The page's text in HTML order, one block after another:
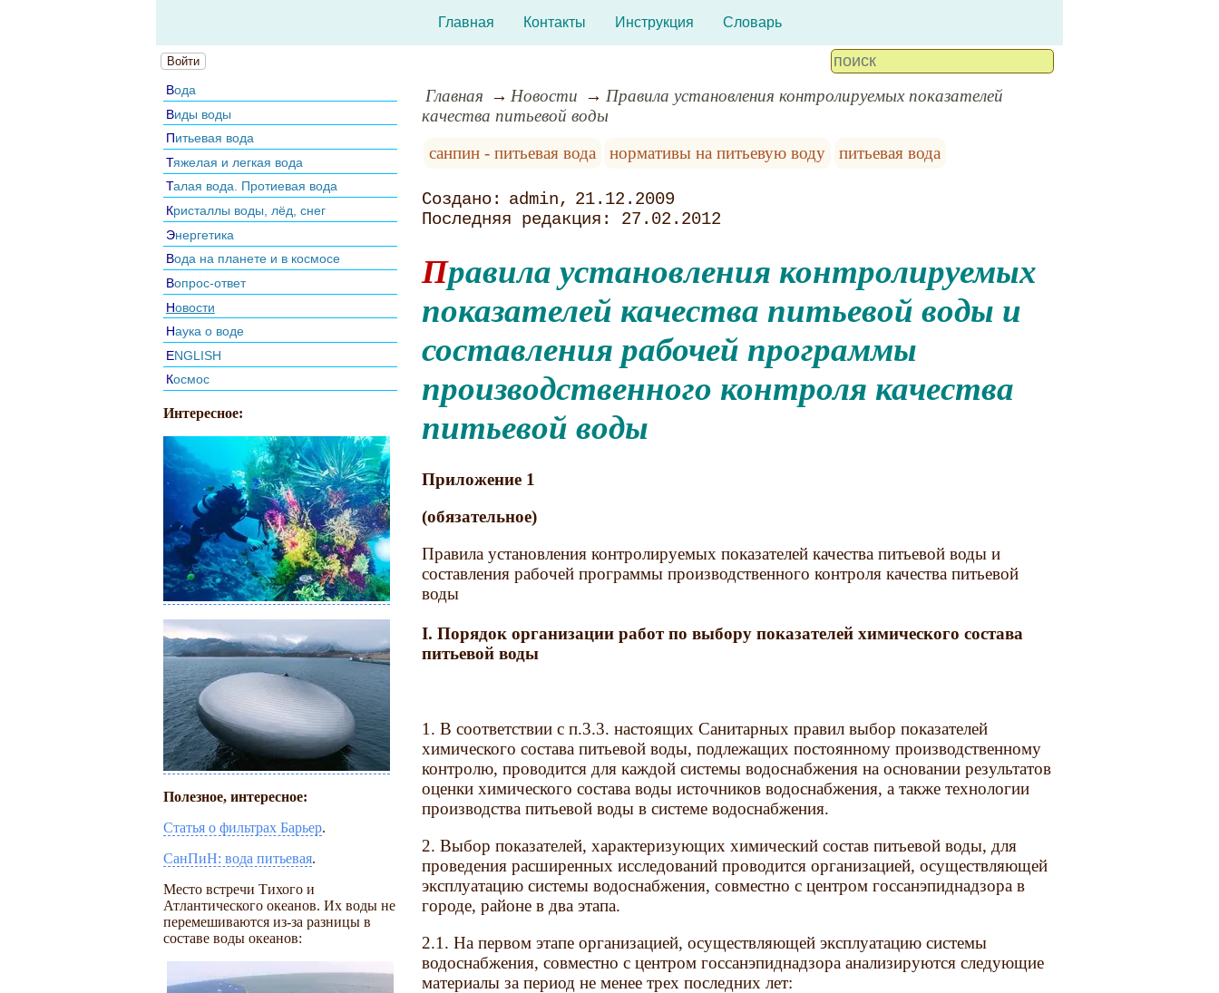
Главная Контакты Инструкция Словарь
Войти
Вода
Виды воды
Питьевая вода
Тяжелая и легкая вода
Талая вода. Протиевая вода
Кристаллы воды, лёд, снег
Энергетика
Вода на планете и в космосе
Вопрос-ответ
Новости
Наука о воде
ENGLISH
Космос
Интересное:
Полезное, интересное:
Статья о фильтрах Барьер.
СанПиН: вода питьевая.
Место встречи Тихого и
Атлантического океанов. Их воды не
перемешиваются из-за разницы в
составе воды океанов:
Главная Новости
Правила установления контролируемых показателей
качества питьевой воды
санпин - питьевая вода
нормативы на питьевую воду питьевая вода
admin
21.12.2009
27.02.2012
Правила установления контролируемых
показателей качества питьевой воды и
составления рабочей программы
производственного контроля качества
питьевой воды
Приложение 1
(обязательное)
Правила установления контролируемых показателей качества питьевой воды и
составления рабочей программы производственного контроля качества питьевой
воды
I. Порядок организации работ по выбору показателей химического состава
питьевой воды
1. В соответствии с п.3.3. настоящих Санитарных правил выбор показателей
химического состава питьевой воды, подлежащих постоянному производственному
контролю, проводится для каждой системы водоснабжения на основании результатов
оценки химического состава воды источников водоснабжения, а также технологии
производства питьевой воды в системе водоснабжения.
2. Выбор показателей, характеризующих химический состав питьевой воды, для
проведения расширенных исследований проводится организацией, осуществляющей
эксплуатацию системы водоснабжения, совместно с центром госсанэпиднадзора в
городе, районе в два этапа.
2.1. На первом этапе организацией, осуществляющей эксплуатацию системы
водоснабжения, совместно с центром госсанэпиднадзора анализируются следующие
материалы за период не менее трех последних лет: